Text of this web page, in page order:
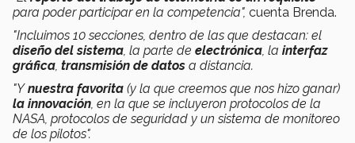
para poder participar en la competencia", cuenta Brenda.
"Incluimos 10 secciones, dentro de las que destacan: el
diseño del sistema, la parte de electrónica, la interfaz
gráfica, transmisión de datos a distancia.
"Ynuestra favorita (y la que creemos que nos hizo ganar)
la innovación, en la que se incluyeron protocolos de la
NASA, protocolos de seguridad y un sistema de monitoreo
de los pilotos".